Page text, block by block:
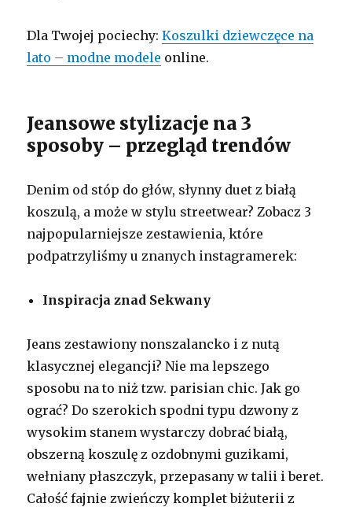
Dla Twojej pociechy:Koszulki dziewczęce na
lato – modne modele online.
Jeansowe stylizacje na 3
sposoby – przegląd trendów
Denim od stóp do głów, słynny duet z białą
koszulą, a może w stylu streetwear? Zobacz 3
najpopularniejsze zestawienia, które
podpatrzyliśmy u znanych instagramerek:
Inspiracja znad Sekwany
Jeans zestawiony nonszalancko i z nutą
klasycznej elegancji? Nie ma lepszego
sposobu na to niż tzw. parisian chic. Jak go
ograć? Do szerokich spodni typu dzwony z
wysokim stanem wystarczy dobrać białą,
obszerną koszulę z ozdobnymi guzikami,
wełniany płaszczyk, przepasany w talii i beret.
Całość fajnie zwieńczy komplet biżuterii z